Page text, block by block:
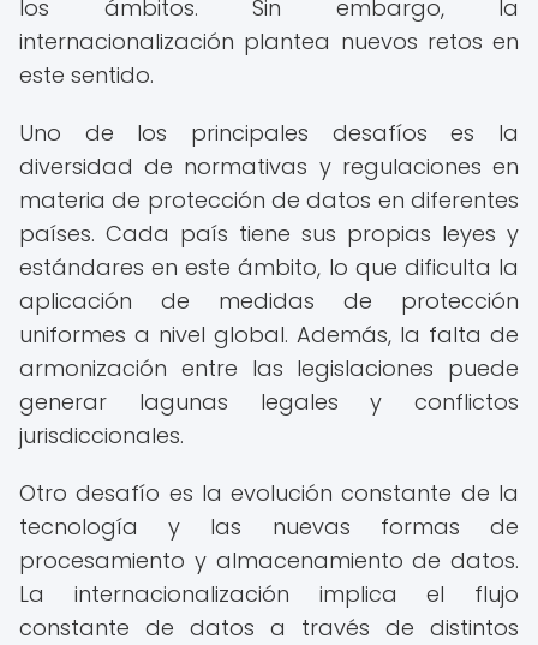
los ámbitos. Sin embargo, la
internacionalización plantea nuevos retos en
este sentido.
Uno de los principales desafíos es la
diversidad de normativas y regulaciones en
materia de protección de datos en diferentes
países. Cada país tiene sus propias leyes y
estándares en este ámbito, lo que dificulta la
aplicación de medidas de protección
uniformes a nivel global. Además, la falta de
armonización entre las legislaciones puede
generar lagunas legales y conflictos
jurisdiccionales.
Otro desafío es la evolución constante de la
tecnología y las nuevas formas de
procesamiento y almacenamiento de datos.
La internacionalización implica el flujo
constante de datos a través de distintos